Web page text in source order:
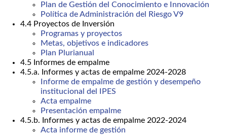
Plan de Gestión del Conocimiento e Innovación
Política de Administración del Riesgo V9
4.4 Proyectos de Inversión
Programas y proyectos
Metas, objetivos e indicadores
Plan Plurianual
4.5 Informes de empalme
4.5.a. Informes y actas de empalme 2024-2028
Informe de empalme de gestión y desempeño
institucional del IPES
Acta empalme
Presentación empalme
4.5.b. Informes y actas de empalme 2022-2024
Acta informe de gestión